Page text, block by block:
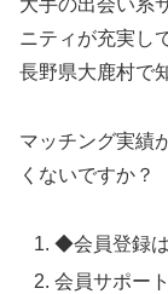
大手の出会い系
ニティが充実し
長野県大鹿村で
マッチング実績
くないですか？
◆会員登録は
会員サポー